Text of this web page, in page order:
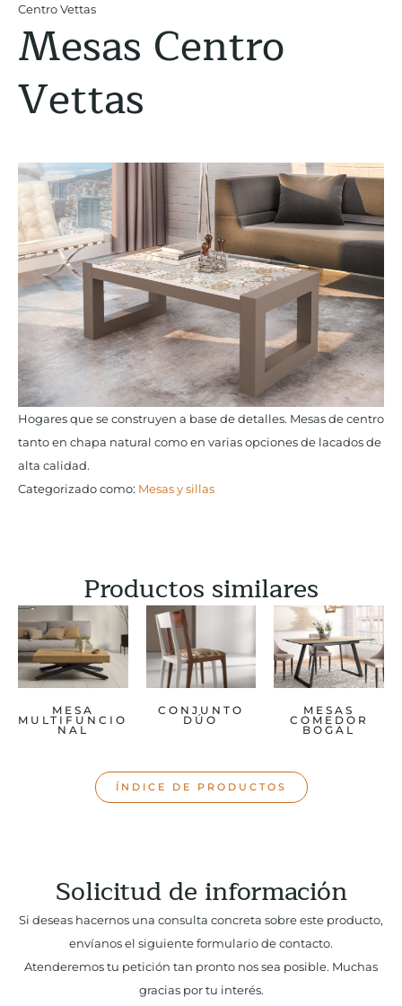
Centro Vettas
Mesas Centro
Vettas
Hogares que se construyen a base de detalles. Mesas de centro
tanto en chapa natural como en varias opciones de lacados de
alta calidad.
Categorizado como: Mesas y sillas
Productos similares
MESA
MULTIFUNCIO
NAL
CONJUNTO
DÚO
MESAS
COMEDOR
BOGAL
ÍNDICE DE PRODUCTOS
Solicitud de información
Si deseas hacernos una consulta concreta sobre este producto,
envíanos el siguiente formulario de contacto.
Atenderemos tu petición tan pronto nos sea posible. Muchas
gracias por tu interés.